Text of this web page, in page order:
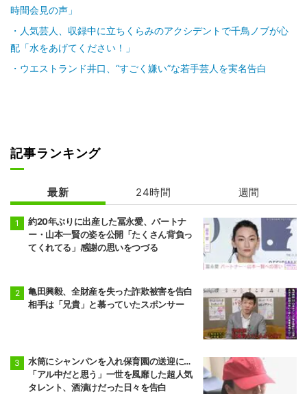
時間会見の声」
人気芸人、収録中に立ちくらみのアクシデントで千鳥ノブが心
配「水をあげてください！」
ウエストランド井口、“すごく嫌い”な若手芸人を実名告白
記事ランキング
最新 24時間 週間
約20年ぶりに出産した冨永愛、パートナ
ー・山本一賢の姿を公開「たくさん背負っ
てくれてる」感謝の思いをつづる
亀田興毅、全財産を失った詐欺被害を告白
相手は「兄貴」と慕っていたスポンサー
水筒にシャンパンを入れ保育園の送迎に…
「アル中だと思う」一世を風靡した超人気
タレント、酒漬けだった日々を告白